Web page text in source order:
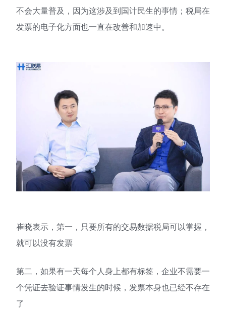
不会大量普及，因为这涉及到国计民生的事情；税局在
发票的电子化方面也一直在改善和加速中。
崔晓表示，第一，只要所有的交易数据税局可以掌握，
就可以没有发票
第二，如果有一天每个人身上都有标签，企业不需要一
个凭证去验证事情发生的时候，发票本身也已经不存在
了